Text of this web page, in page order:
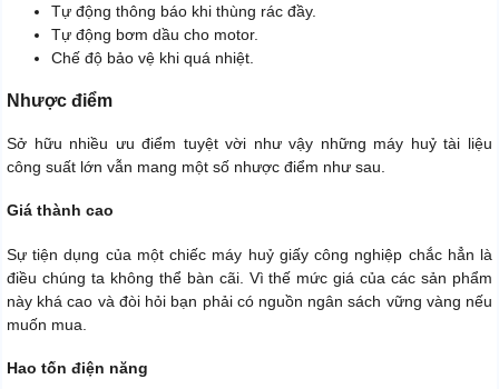
Tự động thông báo khi thùng rác đầy.
Tự động bơm dầu cho motor.
Chế độ bảo vệ khi quá nhiệt.
Nhược điểm
Sở hữu nhiều ưu điểm tuyệt vời như vậy những máy huỷ tài liệu
công suất lớn vẫn mang một số nhược điểm như sau.
Giá thành cao
Sự tiện dụng của một chiếc máy huỷ giấy công nghiệp chắc hẳn là
điều chúng ta không thể bàn cãi. Vì thế mức giá của các sản phẩm
này khá cao và đòi hỏi bạn phải có nguồn ngân sách vững vàng nếu
muốn mua.
Hao tốn điện năng